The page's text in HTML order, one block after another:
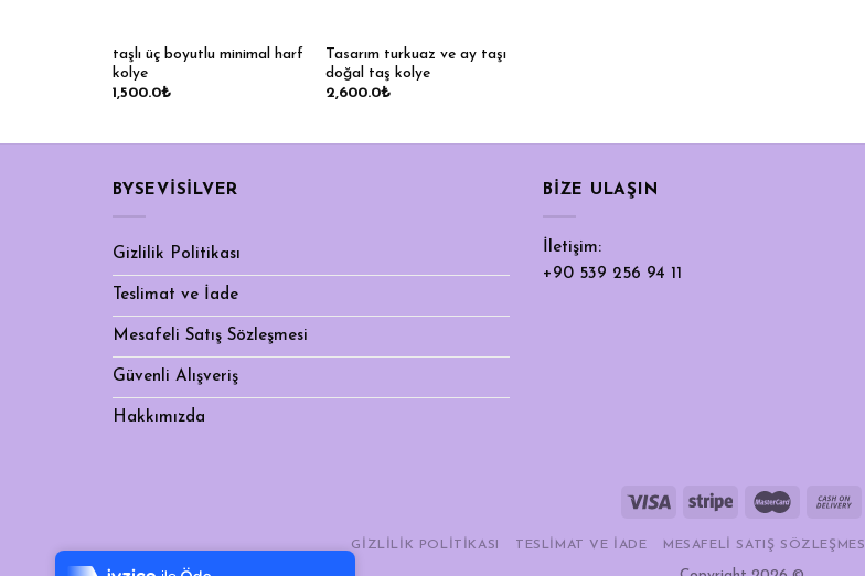
7/24 Canlı Destek
taşlı üç boyutlu minimal harf
kolye
1,500.0₺
Tasarım turkuaz ve ay taşı
doğal taş kolye
2,600.0₺
BYSEVİSİLVER
Gizlilik Politikası
Teslimat ve İade
Mesafeli Satış Sözleşmesi
Güvenli Alışveriş
Hakkımızda
BIZE ULAŞIN
İletişim:
+90 539 256 94 11
GIZLILIK POLITIKASI TESLIMAT VE İADE MESAFELI SATIŞ SÖZLEŞMESI